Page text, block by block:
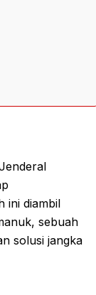
ini diambil
sebuah
solusi jangka